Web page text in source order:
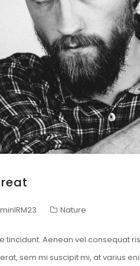
Nature
tincidunt. Aenean vel consequat
sem mi suscipit mi, at varius